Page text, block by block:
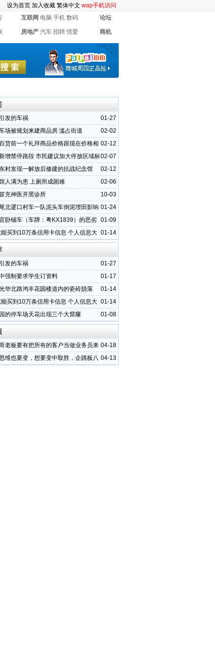
设为首页 加入收藏 繁体中文 wap手机访问
互联网 电脑 手机 数码 论坛
房地产 汽车 招聘 情爱 商机
01-27
发的车祸
02-02
场被规划来建商品房 滥占街道
02-12
货前一个礼拜商品价格跟现在价格相
02-07
增禁停路段 市民建议加大停放区域标
02-12
村发现一解放后修建的抗战纪念馆
02-06
人满为患 上厕所成困难
10-03
充神医开黑诊所
01-24
北逻口村车一队泥头车倒泥埋田影响
01-09
卧铺车（车牌：粤KX1839）的恶劣
01-14
买到10万条信用卡信息 个人信息大
01-27
发的车祸
01-17
强制要求学生订资料
01-14
华北路鸿丰花园楼道内的瓷砖脱落
01-14
买到10万条信用卡信息 个人信息大
01-08
的停车场天花出现三个大窟窿
04-18
老板要有把所有的客户当做业务员来
04-13
维也要变，想要变中取胜，企跳板八